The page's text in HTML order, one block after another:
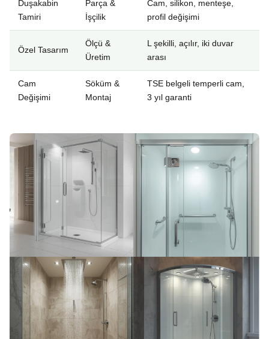
Duşakabin
Tamiri
Parça &
İşçilik
Cam, silikon, menteşe,
profil değişimi
Özel Tasarım
Ölçü &
Üretim
L şekilli, açılır, iki duvar
arası
Cam
Değişimi
Söküm &
Montaj
TSE belgeli temperli cam,
3 yıl garanti